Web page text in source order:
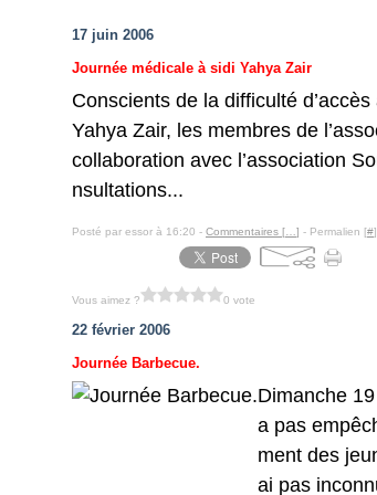
17 juin 2006
Journée médicale à sidi Yahya Zair
Conscients de la difficulté
Yahya Zair, les membres de
collaboration avec l’association
nsultations...
Posté par essor à 16:20 - Commentaires [ ] - Permalien [#]
Vous aimez ? 0 vote
22 février 2006
Journée Barbecue.
Dimanche
a pas
ment des
ai pas